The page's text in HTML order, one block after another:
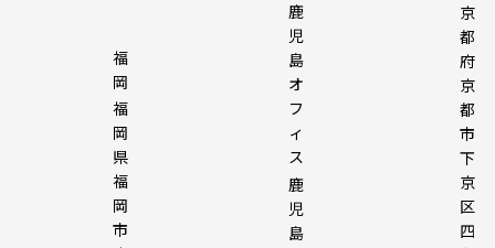
福
岡
福
岡
県
福
岡
市
鹿
児
島
オ
フ
ィ
ス
鹿
児
島
京
都
府
京
都
市
下
京
区
四